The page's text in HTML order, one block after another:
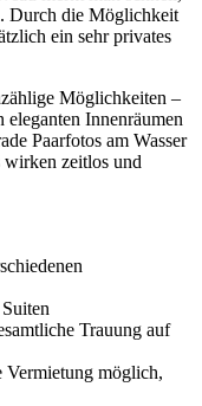
Durch die Möglichkeit
ein sehr privates
Möglichkeiten –
Innenräumen
Paarfotos am Wasser
zeitlos und
Trauung auf
Vermietung möglich,